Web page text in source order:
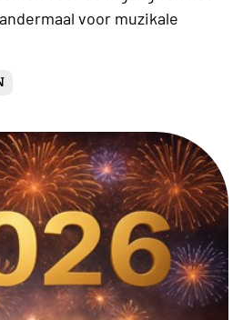
voor muzikale